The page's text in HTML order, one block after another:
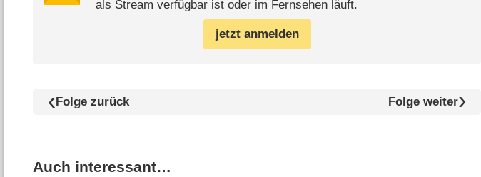
als Stream verfügbar ist oder im Fernsehen läuft.
jetzt anmelden
Folge zurück Folge weiter
Auch interessant…